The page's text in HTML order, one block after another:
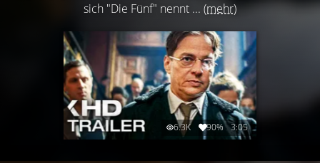
sich "Die Fünf" nennt ... (mehr)
6.3K 90% 3:05